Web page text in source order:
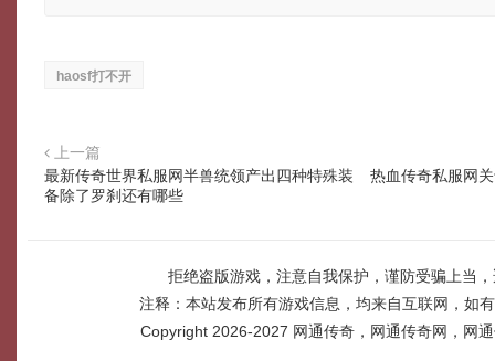
haosf打不开
上一篇
最新传奇世界私服网半兽统领产出四种特殊装
备除了罗刹还有哪些
热血传奇私服网
拒绝盗版游戏，注意自我保护，谨防受骗上当
注释：本站发布所有游戏信息，均来自互联网，如
Copyright 2026-2027 网通传奇，网通传奇网，网